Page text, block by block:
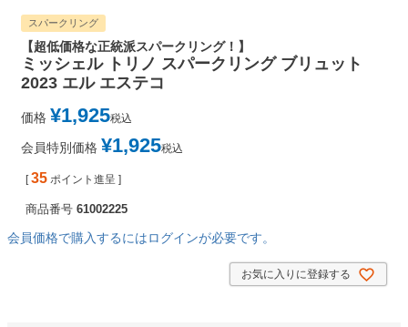
スパークリング
【超低価格な正統派スパークリング！】
ミッシェル トリノ スパークリング ブリュット
2023 エル エステコ
価格 ¥1,925税込
会員特別価格 ¥1,925税込
[ 35 ポイント進呈 ]
商品番号 61002225
会員価格で購入するにはログインが必要です。
お気に入りに登録する